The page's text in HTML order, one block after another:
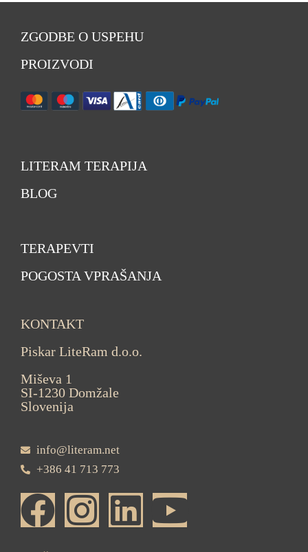
ZGODBE O USPEHU
PROIZVODI
LITERAM TERAPIJA
BLOG
TERAPEVTI
POGOSTA VPRAŠANJA
KONTAKT
Piskar LiteRam d.o.o.
Miševa 1
SI-1230 Domžale
Slovenija
info@literam.net
+386 41 713 773